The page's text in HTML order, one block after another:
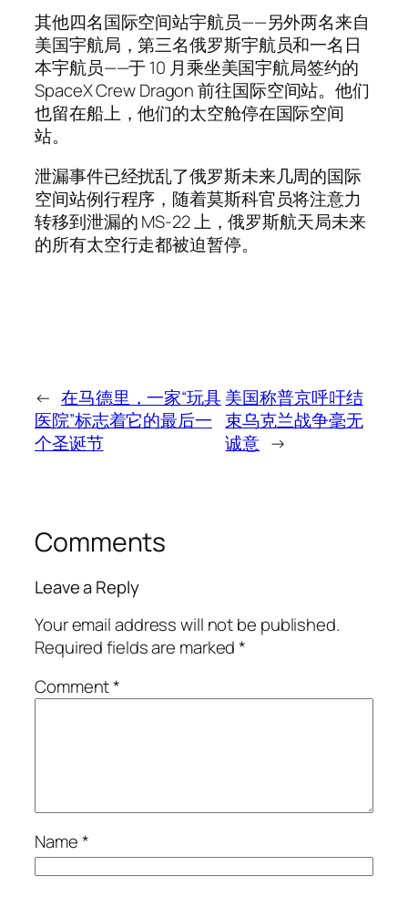
其他四名国际空间站宇航员——另外两名来自
美国宇航局，第三名俄罗斯宇航员和一名日
本宇航员——于 10 月乘坐美国宇航局签约的
SpaceX Crew Dragon 前往国际空间站。他们
也留在船上，他们的太空舱停在国际空间
站。
泄漏事件已经扰乱了俄罗斯未来几周的国际
空间站例行程序，随着莫斯科官员将注意力
转移到泄漏的 MS-22 上，俄罗斯航天局未来
的所有太空行走都被迫暂停。
← 在马德里，一家“玩具
医院”标志着它的最后一
个圣诞节
美国称普京呼吁结
束乌克兰战争毫无
诚意 →
Comments
Leave a Reply
Your email address will not be published.
Required fields are marked*
Comment*
Name*